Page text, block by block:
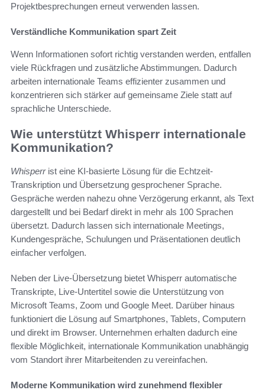
Projektbesprechungen erneut verwenden lassen.
Verständliche Kommunikation spart Zeit
Wenn Informationen sofort richtig verstanden werden, entfallen
viele Rückfragen und zusätzliche Abstimmungen. Dadurch
arbeiten internationale Teams effizienter zusammen und
konzentrieren sich stärker auf gemeinsame Ziele statt auf
sprachliche Unterschiede.
Wie unterstützt Whisperr internationale
Kommunikation?
Whisperrist eine KI-basierte Lösung für die Echtzeit-
Transkription und Übersetzung gesprochener Sprache.
Gespräche werden nahezu ohne Verzögerung erkannt, als Text
dargestellt und bei Bedarf direkt in mehr als 100 Sprachen
übersetzt. Dadurch lassen sich internationale Meetings,
Kundengespräche, Schulungen und Präsentationen deutlich
einfacher verfolgen.
Neben der Live-Übersetzung bietet Whisperr automatische
Transkripte, Live-Untertitel sowie die Unterstützung von
Microsoft Teams, Zoom und Google Meet. Darüber hinaus
funktioniert die Lösung auf Smartphones, Tablets, Computern
und direkt im Browser. Unternehmen erhalten dadurch eine
flexible Möglichkeit, internationale Kommunikation unabhängig
vom Standort ihrer Mitarbeitenden zu vereinfachen.
Moderne Kommunikation wird zunehmend flexibler